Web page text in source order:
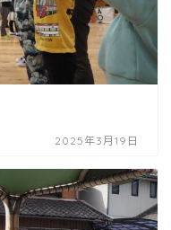
2025年3月19日